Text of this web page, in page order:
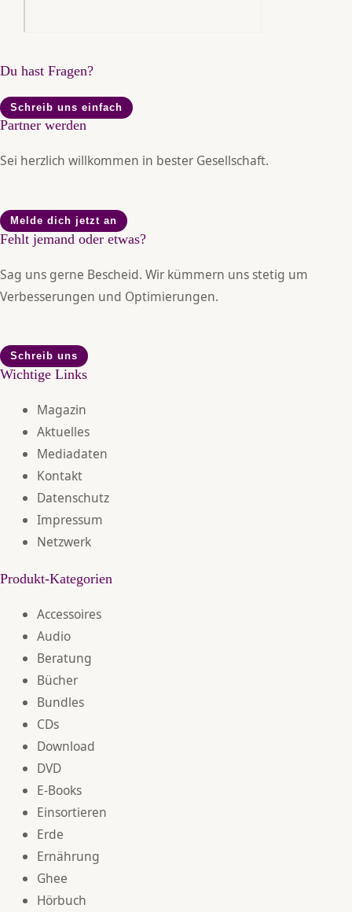
Du hast Fragen?
Schreib uns einfach
Partner werden
Sei herzlich willkommen in bester Gesellschaft.
Melde dich jetzt an
Fehlt jemand oder etwas?
Sag uns gerne Bescheid. Wir kümmern uns stetig um
Verbesserungen und Optimierungen.
Schreib uns
Wichtige Links
Magazin
Aktuelles
Mediadaten
Kontakt
Datenschutz
Impressum
Netzwerk
Produkt-Kategorien
Accessoires
Audio
Beratung
Bücher
Bundles
CDs
Download
DVD
E-Books
Einsortieren
Erde
Ernährung
Ghee
Hörbuch